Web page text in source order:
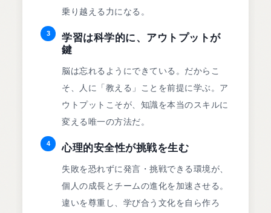
乗り越える力になる。
3
学習は科学的に、アウトプットが
鍵
脳は忘れるようにできている。だからこ
そ、人に「教える」ことを前提に学ぶ。ア
ウトプットこそが、知識を本当のスキルに
変える唯一の方法だ。
4 心理的安全性が挑戦を生む
失敗を恐れずに発言・挑戦できる環境が、
個人の成長とチームの進化を加速させる。
違いを尊重し、学び合う文化を自ら作ろ